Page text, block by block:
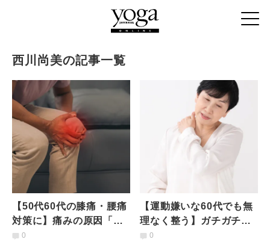
西川尚美の記事一覧
【50代60代の膝痛・腰痛
対策に】痛みの原因「硬
い腿裏」がゆるゆるにな
0
【運動嫌いな60代でも無
理なく整う】ガチガチ肩
凝りが一気にほぐれる
0